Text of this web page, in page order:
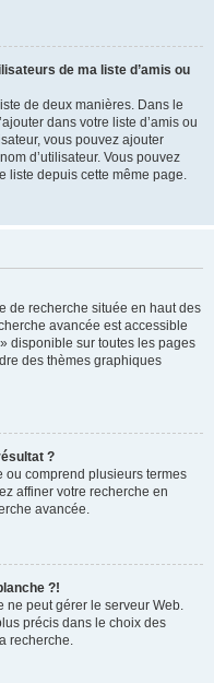
de ma liste d’amis ou
de deux manières. Dans le
dans votre liste d’amis ou
vous pouvez ajouter
d’utilisateur. Vous pouvez
liste depuis cette même page.
de recherche située en haut des
avancée est accessible
disponible sur toutes les pages
des thèmes graphiques
?
ou comprend plusieurs termes
affiner votre recherche en
avancée.
?!
ne peut gérer le serveur Web.
précis dans le choix des
recherche.